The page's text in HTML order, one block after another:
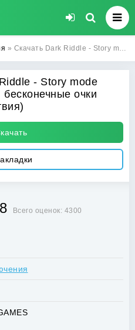
» Скачать Dark Riddle - Story mode со взломом на бесконечные очки действия на андроид бесплатно
- Story mode
очки
Всего оценок: 4300